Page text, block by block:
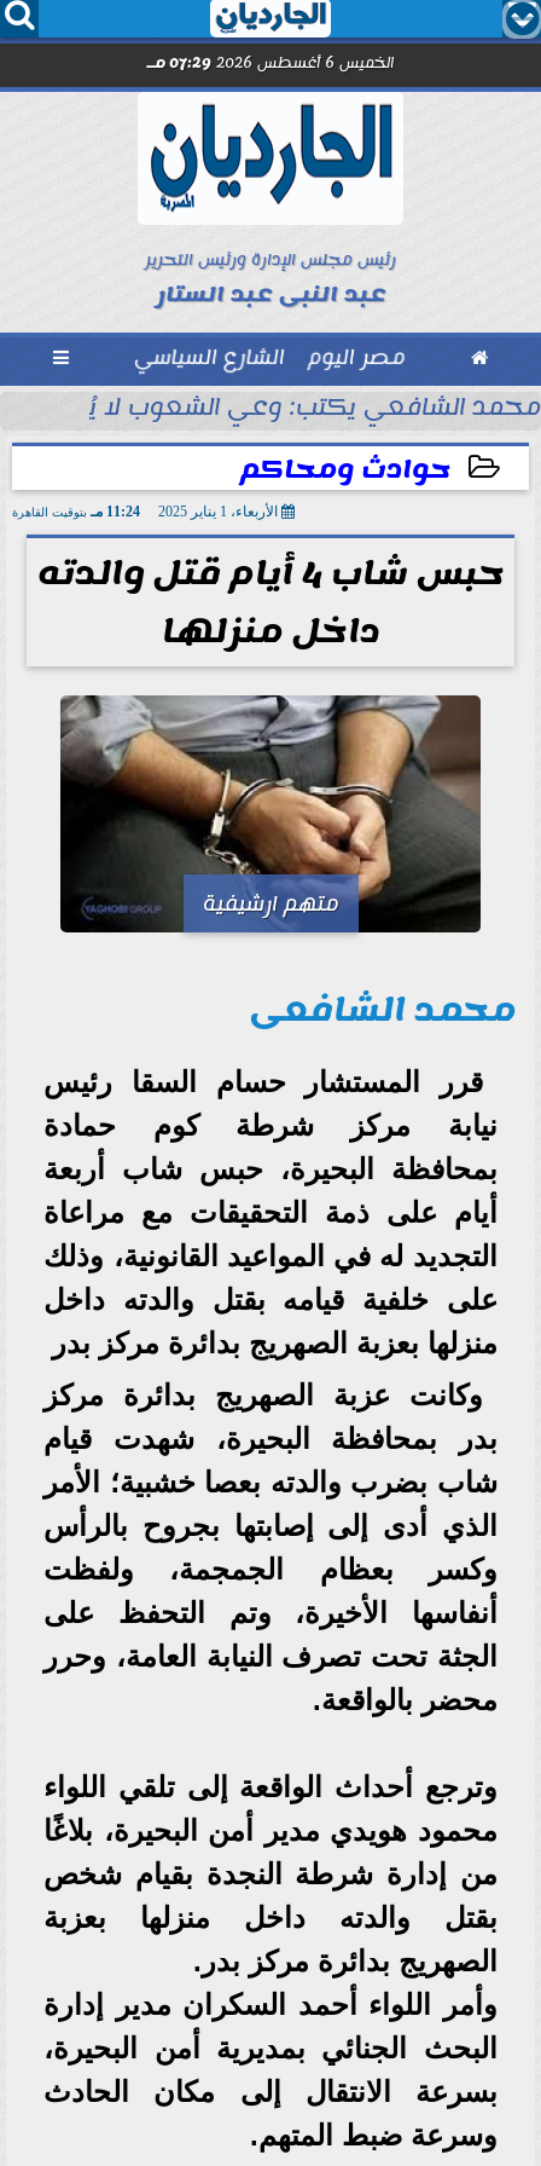
  
الخميس 6 أغسطس 2026 07:29 مـ
رئيس مجلس الإدارة ورئيس التحرير
عبد النبى عبد الستار
 مصر اليوم الشارع السياسي 
صلاح.. اليوم
محمد الشافعي يكتب: وعي الشعوب لا يُقاس
حوادث ومحاكم
الأربعاء، 1 يناير 2025 11:24 مـ بتوقيت القاهرة
حبس شاب 4 أيام قتل والدته
داخل منزلها
متهم ارشيفية
محمد الشافعى
قرر المستشار حسام السقا رئيس
نيابة مركز شرطة كوم حمادة
بمحافظة البحيرة، حبس شاب أربعة
أيام على ذمة التحقيقات مع مراعاة
التجديد له في المواعيد القانونية، وذلك
على خلفية قيامه بقتل والدته داخل
منزلها بعزبة الصهريج بدائرة مركز بدر
وكانت عزبة الصهريج بدائرة مركز
بدر بمحافظة البحيرة، شهدت قيام
شاب بضرب والدته بعصا خشبية؛ الأمر
الذي أدى إلى إصابتها بجروح بالرأس
وكسر بعظام الجمجمة، ولفظت
أنفاسها الأخيرة، وتم التحفظ على
الجثة تحت تصرف النيابة العامة، وحرر
محضر بالواقعة.
وترجع أحداث الواقعة إلى تلقي اللواء
محمود هويدي مدير أمن البحيرة، بلاغًا
من إدارة شرطة النجدة بقيام شخص
بقتل والدته داخل منزلها بعزبة
الصهريج بدائرة مركز بدر.
وأمر اللواء أحمد السكران مدير إدارة
البحث الجنائي بمديرية أمن البحيرة،
بسرعة الانتقال إلى مكان الحادث
وسرعة ضبط المتهم.